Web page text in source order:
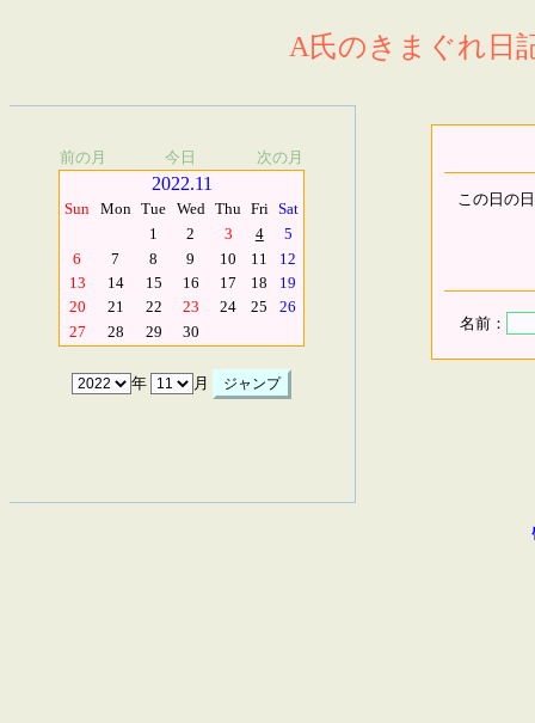
A氏のきまぐれ日
前の月 今日 次の月
2022.11
Sun Mon Tue Wed Thu Fri Sat
1
2 3 4
5
6
7 8 9 10 11
12
13
14 15 16 17 18
19
20
21 22 23 24 25
26
27
28 29 30
年 月
この日の
名前：